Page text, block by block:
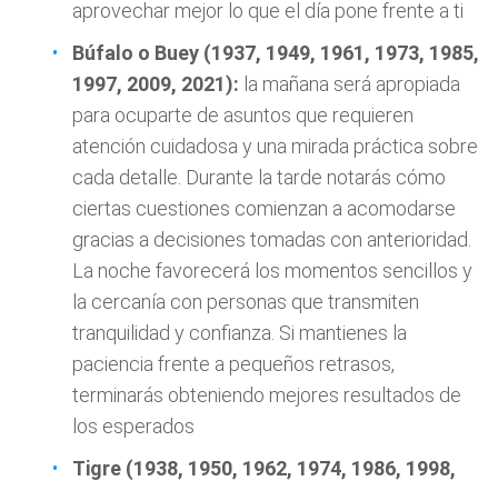
aprovechar mejor lo que el día pone frente a ti
Búfalo o Buey (1937, 1949, 1961, 1973, 1985,
1997, 2009, 2021): la mañana será apropiada
para ocuparte de asuntos que requieren
atención cuidadosa y una mirada práctica sobre
cada detalle. Durante la tarde notarás cómo
ciertas cuestiones comienzan a acomodarse
gracias a decisiones tomadas con anterioridad.
La noche favorecerá los momentos sencillos y
la cercanía con personas que transmiten
tranquilidad y confianza. Si mantienes la
paciencia frente a pequeños retrasos,
terminarás obteniendo mejores resultados de
los esperados
Tigre (1938, 1950, 1962, 1974, 1986, 1998,